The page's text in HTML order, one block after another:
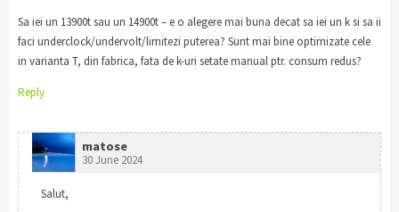
Sa iei un 13900t sau un 14900t – e o alegere mai buna decat sa iei un k si sa ii
faci underclock/undervolt/limitezi puterea? Sunt mai bine optimizate cele
in varianta T, din fabrica, fata de k-uri setate manual ptr. consum redus?
Reply
matose
30 June 2024
Salut,